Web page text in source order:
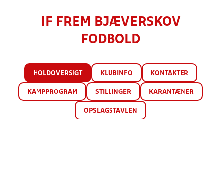
IF FREM BJÆVERSKOV
FODBOLD
HOLDOVERSIGT KLUBINFO KONTAKTER
KAMPPROGRAM STILLINGER KARANTÆNER
OPSLAGSTAVLEN